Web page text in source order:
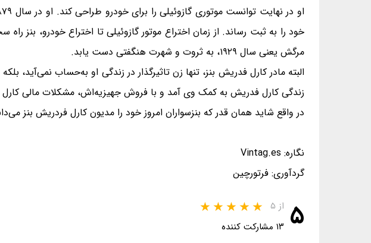
خود را به ثبت رساند. از زمان اختراع موتور گازوئیلی تا اختراع خودرو، بنز
مرگش یعنی سال ۱۹۲۹، به ثروت و شهرت هنگفتی دست یابد.
البته مادر کارل فدریش بنز، تنها زن تاثیرگذار در زندگی او به‌حساب نمی‌آید،
زندگی کارل فدریش به کمک وی آمد و با فروش جهیزیه‌اش، مشکلات مالی
در واقع شاید همان قدر که بنزسواران امروز خود را مدیون کارل فردریش بنز
نگاره: Vintag.es
گردآوری: فرتورچین
۵ از ۵
۱۳ مشارکت کننده